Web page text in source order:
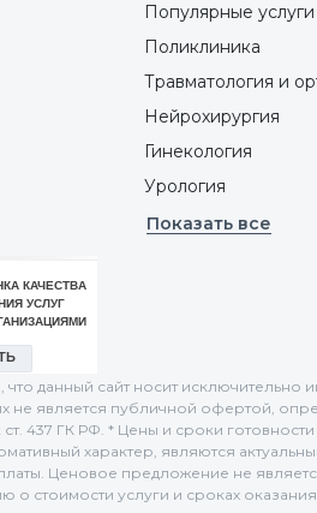
Популярные услуги
Поликлиника
Травматология и
Нейрохирургия
Гинекология
Урология
Показать все
данный сайт носит исключительно
не является публичной офертой,
437 ГК РФ. * Цены и сроки готовности
характер, являются
Ценовое предложение не
стоимости услуги и сроках